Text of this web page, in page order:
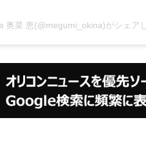
奥菜 恵(@megumi_okina)がシェア